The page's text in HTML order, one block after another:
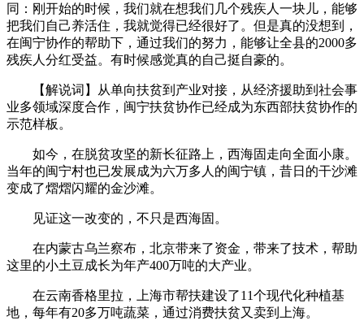
同：刚开始的时候，我们就在想我们几个残疾人一块儿，能够
把我们自己养活住，我就觉得已经很好了。但是真的没想到，
在闽宁协作的帮助下，通过我们的努力，能够让全县的2000多
残疾人分红受益。有时候感觉真的自己挺自豪的。
【解说词】从单向扶贫到产业对接，从经济援助到社会事
业多领域深度合作，闽宁扶贫协作已经成为东西部扶贫协作的
示范样板。
如今，在脱贫攻坚的新长征路上，西海固走向全面小康。
当年的闽宁村也已发展成为六万多人的闽宁镇，昔日的干沙滩
变成了熠熠闪耀的金沙滩。
见证这一改变的，不只是西海固。
在内蒙古乌兰察布，北京带来了资金，带来了技术，帮助
这里的小土豆成长为年产400万吨的大产业。
在云南香格里拉，上海市帮扶建设了11个现代化种植基
地，每年有20多万吨蔬菜，通过消费扶贫又卖到上海。